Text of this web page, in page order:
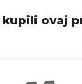
se vaš interijer
Posebno
kućna kina
I
ovaj